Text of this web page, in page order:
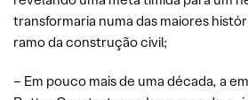
transformaria numa das maiores
ramo da construção civil;
– Em pouco mais de uma década, a